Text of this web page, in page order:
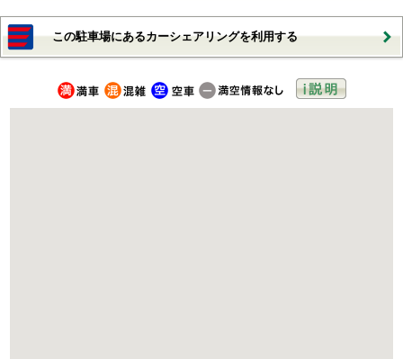
この駐車場にあるカーシェアリングを利用する